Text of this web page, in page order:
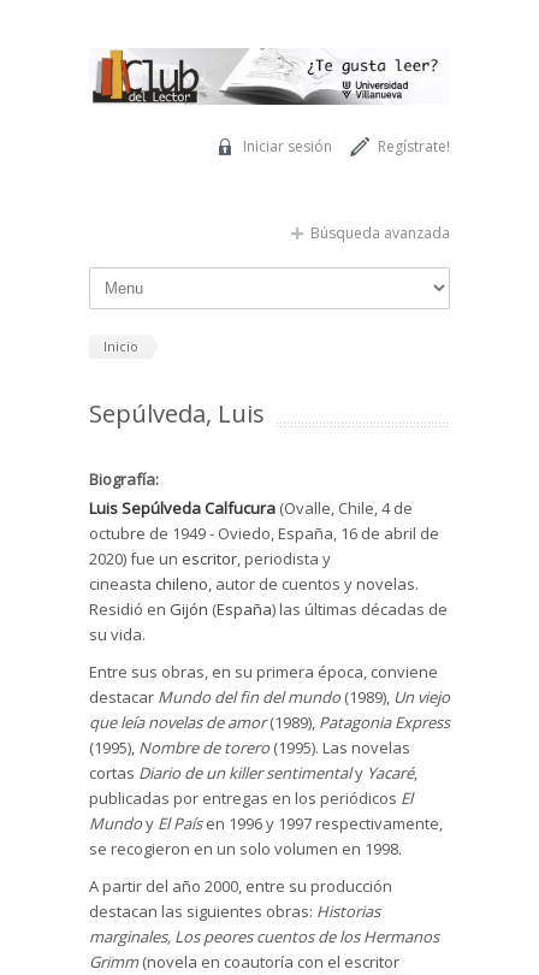
Regístrate!
Iniciar sesión
Búsqueda avanzada
Inicio
Sepúlveda, Luis
Biografía:
Luis Sepúlveda Calfucura (Ovalle, Chile, 4 de
octubre de 1949 - Oviedo, España, 16 de abril de
2020) fue un escritor, periodista y
cineasta chileno, autor de cuentos y novelas.
Residió en Gijón (España) las últimas décadas de
su vida.
Entre sus obras, en su primera época, conviene
destacar Mundo del fin del mundo (1989), Un viejo
que leía novelas de amor(1989), Patagonia Express
(1995), Nombre de torero (1995). Las novelas
cortas Diario de un killer sentimentaly Yacaré,
publicadas por entregas en los periódicos El
Mundoy El Paísen 1996 y 1997 respectivamente,
se recogieron en un solo volumen en 1998.
A partir del año 2000, entre su producción
destacan las siguientes obras: Historias
marginales, Los peores cuentos de los Hermanos
Grimm(novela en coautoría con el escritor